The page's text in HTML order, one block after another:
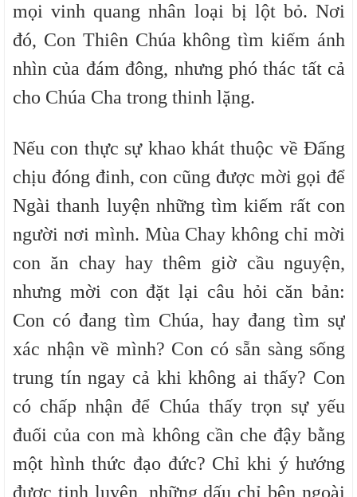
mọi vinh quang nhân loại bị lột bỏ. Nơi
đó, Con Thiên Chúa không tìm kiếm ánh
nhìn của đám đông, nhưng phó thác tất cả
cho Chúa Cha trong thinh lặng.
Nếu con thực sự khao khát thuộc về Đấng
chịu đóng đinh, con cũng được mời gọi để
Ngài thanh luyện những tìm kiếm rất con
người nơi mình. Mùa Chay không chỉ mời
con ăn chay hay thêm giờ cầu nguyện,
nhưng mời con đặt lại câu hỏi căn bản:
Con có đang tìm Chúa, hay đang tìm sự
xác nhận về mình? Con có sẵn sàng sống
trung tín ngay cả khi không ai thấy? Con
có chấp nhận để Chúa thấy trọn sự yếu
đuối của con mà không cần che đậy bằng
một hình thức đạo đức? Chỉ khi ý hướng
được tinh luyện, những dấu chỉ bên ngoài